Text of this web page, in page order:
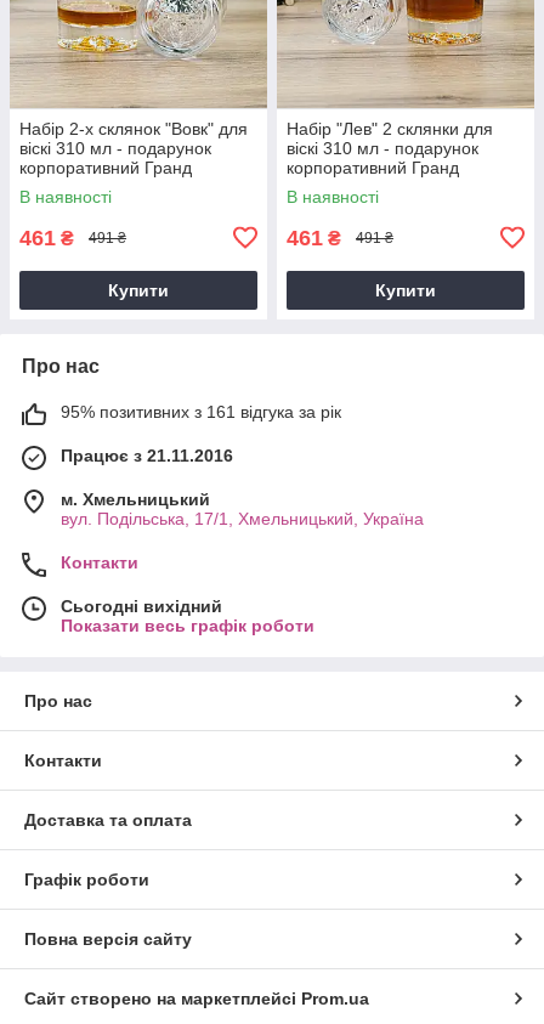
Набір 2-х склянок "Вовк" для
віскі 310 мл - подарунок
корпоративний Гранд
Презент GP241201W
В наявності
461 ₴ 491 ₴
Купити
Набір "Лев" 2 склянки для
віскі 310 мл - подарунок
корпоративний Гранд
Презент GP241202L
В наявності
461 ₴ 491 ₴
Купити
Про нас
95% позитивних з 161 відгука за рік
Працює з 21.11.2016
м. Хмельницький
вул. Подільська, 17/1, Хмельницький, Україна
Контакти
Сьогодні вихідний
Показати весь графік роботи
Про нас
Контакти
Доставка та оплата
Графік роботи
Повна версія сайту
Сайт створено на маркетплейсі Prom.ua